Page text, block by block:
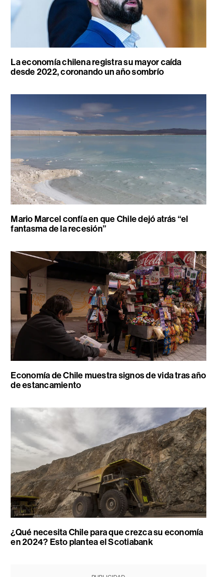
La economía chilena registra su mayor caída
desde 2022, coronando un año sombrío
Mario Marcel confía en que Chile dejó atrás “el
fantasma de la recesión”
Economía de Chile muestra signos de vida tras año
de estancamiento
¿Qué necesita Chile para que crezca su economía
en 2024? Esto plantea el Scotiabank